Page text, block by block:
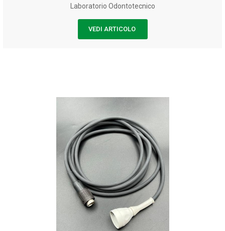
Laboratorio Odontotecnico
VEDI ARTICOLO